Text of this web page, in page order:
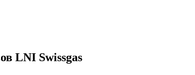
LNI Swissgas